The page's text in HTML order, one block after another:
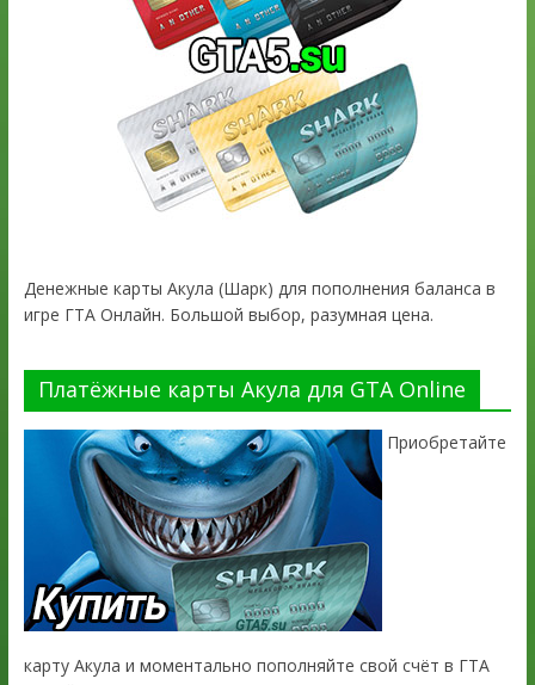
Денежные карты Акула (Шарк) для пополнения баланса в
игре ГТА Онлайн. Большой выбор, разумная цена.
Платёжные карты Акула для GTA Online
Приобретайте
карту Акула и моментально пополняйте свой счёт в ГТА